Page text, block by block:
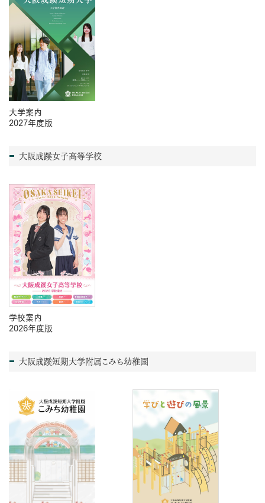
大学案内
2027年度版
大阪成蹊女子高等学校
学校案内
2026年度版
大阪成蹊短期大学附属こみち幼稚園